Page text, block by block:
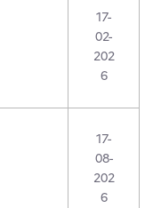
17-
02-
202
6
17-
08-
202
6